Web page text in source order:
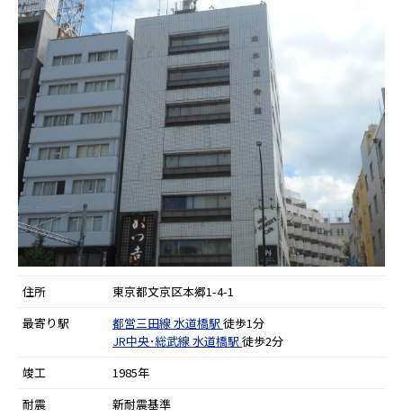
住所
東京都文京区本郷1-4-1
最寄り駅
都営三田線水道橋駅 徒歩1分
JR中央･総武線水道橋駅 徒歩2分
竣工
1985年
耐震
新耐震基準